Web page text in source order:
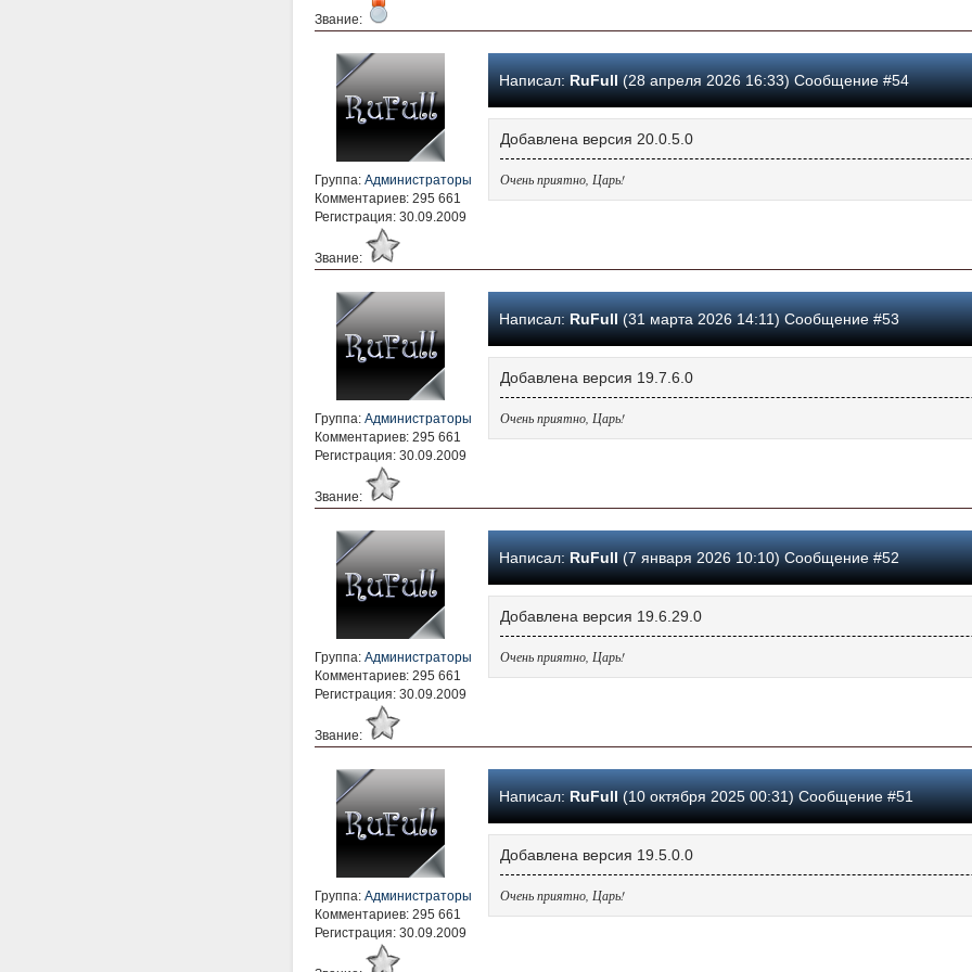
Звание:
Группа: Администраторы
Комментариев: 295 661
Регистрация: 30.09.2009
Звание:
Написал: RuFull(28 апреля 2026 16:33) Сообщение #54
Добавлена версия 20.0.5.0
Очень приятно, Царь!
Группа: Администраторы
Комментариев: 295 661
Регистрация: 30.09.2009
Звание:
Написал: RuFull(31 марта 2026 14:11) Сообщение #53
Добавлена версия 19.7.6.0
Очень приятно, Царь!
Группа: Администраторы
Комментариев: 295 661
Регистрация: 30.09.2009
Звание:
Написал: RuFull(7 января 2026 10:10) Сообщение #52
Добавлена версия 19.6.29.0
Очень приятно, Царь!
Группа: Администраторы
Комментариев: 295 661
Регистрация: 30.09.2009
Написал: RuFull(10 октября 2025 00:31) Сообщение #51
Добавлена версия 19.5.0.0
Очень приятно, Царь!